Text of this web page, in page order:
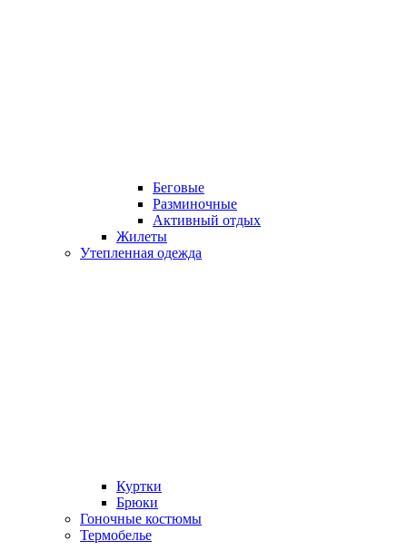
Беговые
Разминочные
Активный отдых
Жилеты
Утепленная одежда
Куртки
Брюки
Гоночные костюмы
Термобелье